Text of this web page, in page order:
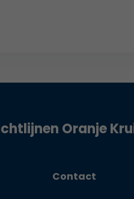
Oranje
Contact